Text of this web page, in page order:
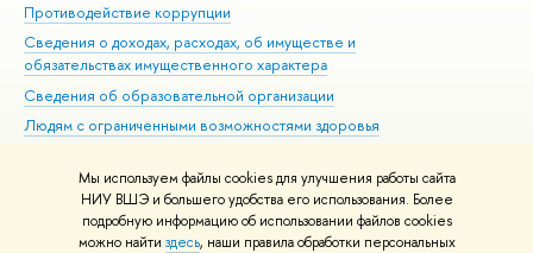
Мы используем файлы cookies для улучшения работы сайта
НИУ ВШЭ и большего удобства его использования. Более
подробную информацию об использовании файлов cookies
можно найти здесь, наши правила обработки персональных
Противодействие коррупции
Сведения о доходах, расходах, об имуществе и
обязательствах имущественного характера
Сведения об образовательной организации
Людям с ограниченными возможностями здоровья
Работа в Вышке